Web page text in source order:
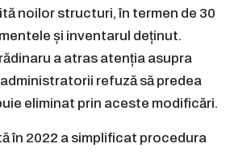
noilor structuri, în termen de 30
și inventarul deținut.
a atras atenția asupra
refuză să predea
eliminat prin aceste modificări.
în 2022 a simplificat procedura